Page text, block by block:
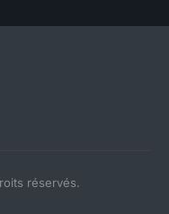
réservés.